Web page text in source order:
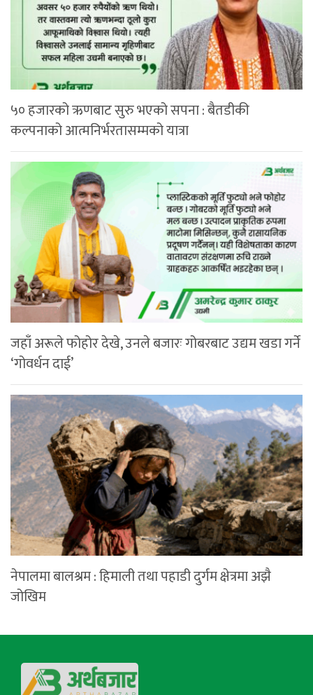
५० हजारको ऋणबाट सुरु भएको सपना : बैतडीकी
कल्पनाको आत्मनिर्भरतासम्मको यात्रा
जहाँ अरूले फोहोर देखे, उनले बजारः गोबरबाट उद्यम खडा गर्ने
‘गोवर्धन दाई’
नेपालमा बालश्रम : हिमाली तथा पहाडी दुर्गम क्षेत्रमा अझै
जोखिम